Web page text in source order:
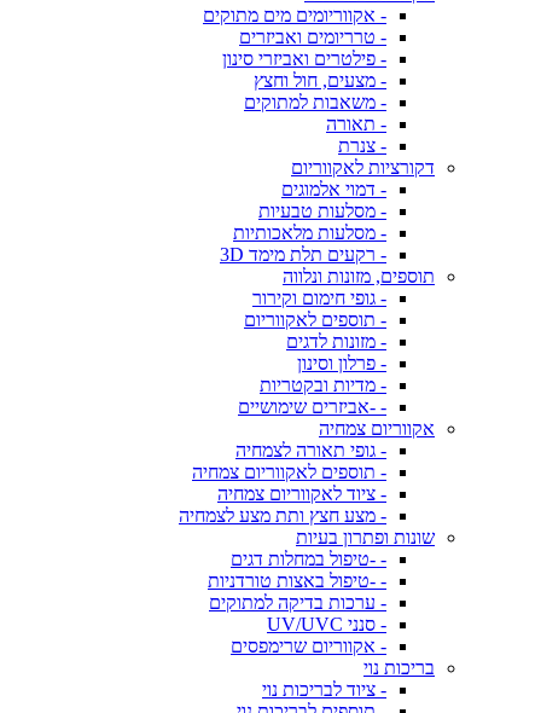
- אקווריומים מים מתוקים
- טרריומים ואביזרים
- פילטרים ואביזרי סינון
- מצעים, חול וחצץ
- משאבות למתוקים
- תאורה
- צנרת
דקורציות לאקווריום
- דמוי אלמוגים
- מסלעות טבעיות
- מסלעות מלאכותיות
- רקעים תלת מימד 3D
תוספים, מזונות ונלווה
- גופי חימום וקירור
- תוספים לאקווריום
- מזונות לדגים
- פרלון וסינון
- מדיות ובקטריות
- -אביזרים שימושיים
אקווריום צמחיה
- גופי תאורה לצמחיה
- תוספים לאקווריום צמחיה
- ציוד לאקווריום צמחיה
- מצע חצץ ותת מצע לצמחיה
שונות ופתרון בעיות
- -טיפול במחלות דגים
- -טיפול באצות טורדניות
- ערכות בדיקה למתוקים
- סנני UV/UVC
- אקווריום שרימפסים
בריכות נוי
- ציוד לבריכות נוי